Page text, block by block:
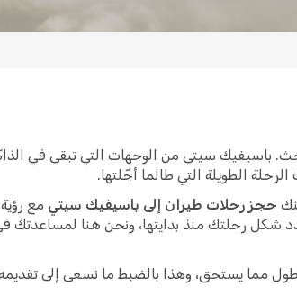
باسيفيك سيتي من الوجهات التي تبقى في
الطويلة التي طالما أجّلتها.
حجز رحلات طيران إلى باسيفيك سيتي مع
شكل رحلتك منذ بدايتها، ونحن هنا لمساعدتك
مما يستحق، وهذا بالضبط ما نسعى إلى